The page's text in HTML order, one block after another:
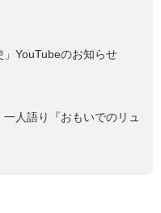
YouTubeのお知らせ
人語り『おもいでのリュ